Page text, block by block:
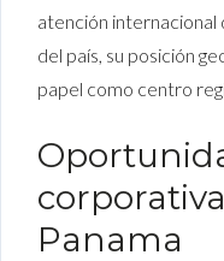
atención internacional
del país, su posición
papel como centro
Panama